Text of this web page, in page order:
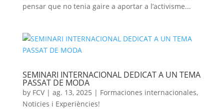
pensar que no tenia gaire a aportar a l’activisme...
SEMINARI INTERNACIONAL DEDICAT A UN TEMA
PASSAT DE MODA
by FCV| ag. 13, 2025 | Formaciones internacionales,
Noticies i Experiències!